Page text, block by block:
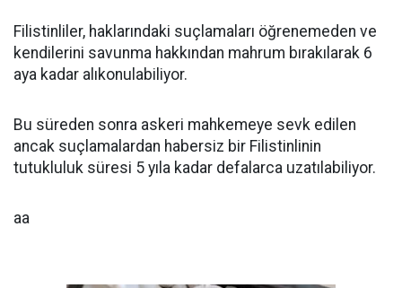
Filistinliler, haklarındaki suçlamaları öğrenemeden ve
kendilerini savunma hakkından mahrum bırakılarak 6
aya kadar alıkonulabiliyor.
Bu süreden sonra askeri mahkemeye sevk edilen
ancak suçlamalardan habersiz bir Filistinlinin
tutukluluk süresi 5 yıla kadar defalarca uzatılabiliyor.
aa